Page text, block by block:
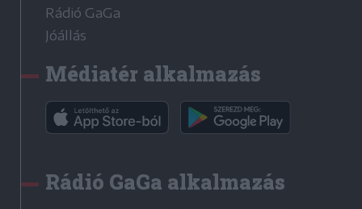
Rádió GaGa
Jóállás
Médiatér alkalmazás
Rádió GaGa alkalmazás